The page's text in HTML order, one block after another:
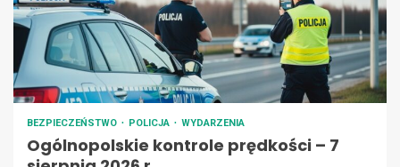
BEZPIECZEŃSTWO POLICJA WYDARZENIA
Ogólnopolskie kontrole prędkości – 7